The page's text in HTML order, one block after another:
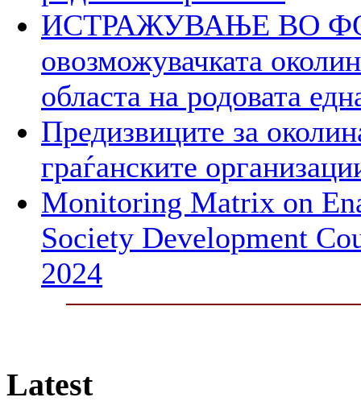
ИСТРАЖУВАЊЕ ВО
овозможувачката
областа на родовата
Предизвиците за
граѓанските
Monitoring Matrix on
Society Development
2024
Latest